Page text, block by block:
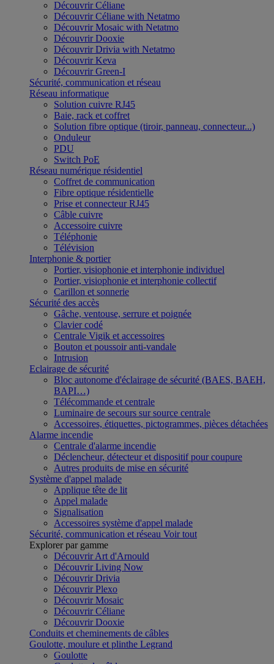
Découvrir Céliane
Découvrir Céliane with Netatmo
Découvrir Mosaic with Netatmo
Découvrir Dooxie
Découvrir Drivia with Netatmo
Découvrir Keva
Découvrir Green-I
Sécurité, communication et réseau
Réseau informatique
Solution cuivre RJ45
Baie, rack et coffret
Solution fibre optique (tiroir, panneau, connecteur...)
Onduleur
PDU
Switch PoE
Réseau numérique résidentiel
Coffret de communication
Fibre optique résidentielle
Prise et connecteur RJ45
Câble cuivre
Accessoire cuivre
Téléphonie
Télévision
Interphonie & portier
Portier, visiophonie et interphonie individuel
Portier, visiophonie et interphonie collectif
Carillon et sonnerie
Sécurité des accès
Gâche, ventouse, serrure et poignée
Clavier codé
Centrale Vigik et accessoires
Bouton et poussoir anti-vandale
Intrusion
Eclairage de sécurité
Bloc autonome d'éclairage de sécurité (BAES, BAEH,
BAPI…)
Télécommande et centrale
Luminaire de secours sur source centrale
Accessoires, étiquettes, pictogrammes, pièces détachées
Alarme incendie
Centrale d'alarme incendie
Déclencheur, détecteur et dispositif pour coupure
Autres produits de mise en sécurité
Système d'appel malade
Applique tête de lit
Appel malade
Signalisation
Accessoires système d'appel malade
Sécurité, communication et réseau Voir tout
Explorer par gamme
Découvrir Art d'Arnould
Découvrir Living Now
Découvrir Drivia
Découvrir Plexo
Découvrir Mosaic
Découvrir Céliane
Découvrir Dooxie
Conduits et cheminements de câbles
Goulotte, moulure et plinthe Legrand
Goulotte